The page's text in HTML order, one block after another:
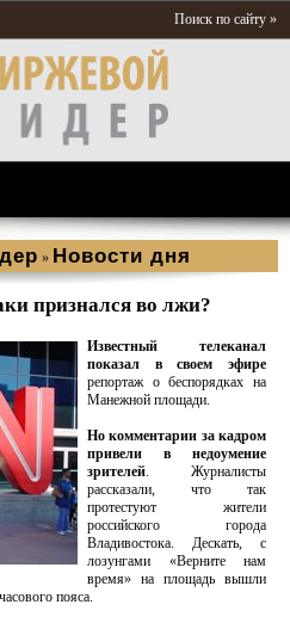
Поиск по сайту »
» Новости дня
признался во лжи?
Известный телеканал
показал в своем эфире
репортаж о беспорядках на
Манежной площади.
Но комментарии за кадром
привели в недоумение
зрителей. Журналисты
рассказали, что так
протестуют жители
российского города
Владивостока. Дескать, с
лозунгами «Верните нам
время» на площадь вышли
пояса.